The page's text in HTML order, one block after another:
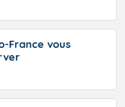
France vous